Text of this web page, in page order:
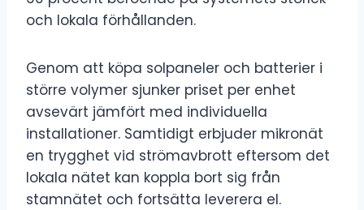
och lokala förhållanden.
Genom att köpa solpaneler och batterier i
större volymer sjunker priset per enhet
avsevärt jämfört med individuella
installationer. Samtidigt erbjuder mikronät
en trygghet vid strömavbrott eftersom det
lokala nätet kan koppla bort sig från
stamnätet och fortsätta leverera el.